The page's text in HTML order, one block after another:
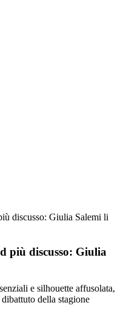
discusso: Giulia Salemi li
più discusso: Giulia
e silhouette affusolata,
della stagione